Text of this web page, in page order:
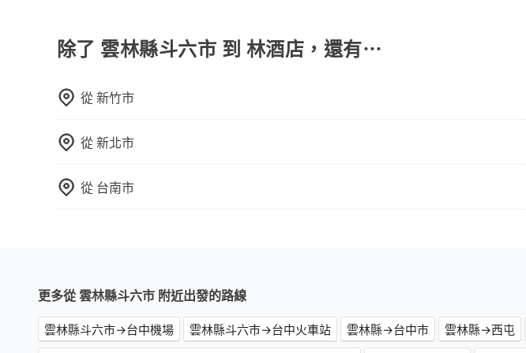
除了 雲林縣斗六市 到 林酒店，還有⋯
從新竹市
從新北市
從 台南市
更多從 雲林縣斗六市 附近出發的路線
雲林縣斗六市→台中機場 雲林縣斗六市→台中火車站 雲林縣→台中市 雲林縣→西屯